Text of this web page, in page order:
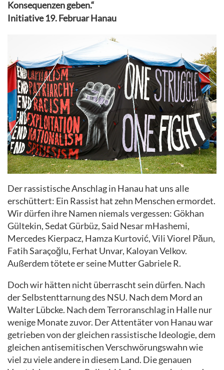
Konsequenzen geben.“
Initiative 19. Februar Hanau
Der rassistische Anschlag in Hanau hat uns alle
erschüttert: Ein Rassist hat zehn Menschen ermordet.
Wir dürfen ihre Namen niemals vergessen: Gökhan
Gültekin, Sedat Gürbüz, Said Nesar mHashemi,
Mercedes Kierpacz, Hamza Kurtović, Vili Viorel Păun,
Fatih Saraçoğlu, Ferhat Unvar, Kaloyan Velkov.
Außerdem tötete er seine Mutter Gabriele R.
Doch wir hätten nicht überrascht sein dürfen. Nach
der Selbstenttarnung des NSU. Nach dem Mord an
Walter Lübcke. Nach dem Terroranschlag in Halle nur
wenige Monate zuvor. Der Attentäter von Hanau war
getrieben von der gleichen rassistische Ideologie, dem
gleichen antisemitischen Verschwörungswahn wie
viel zu viele andere in diesem Land. Die genauen